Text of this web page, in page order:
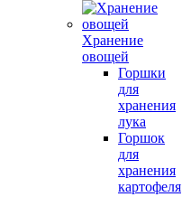
Хранение
овощей
Горшки
для
хранения
лука
Горшок
для
хранения
картофеля